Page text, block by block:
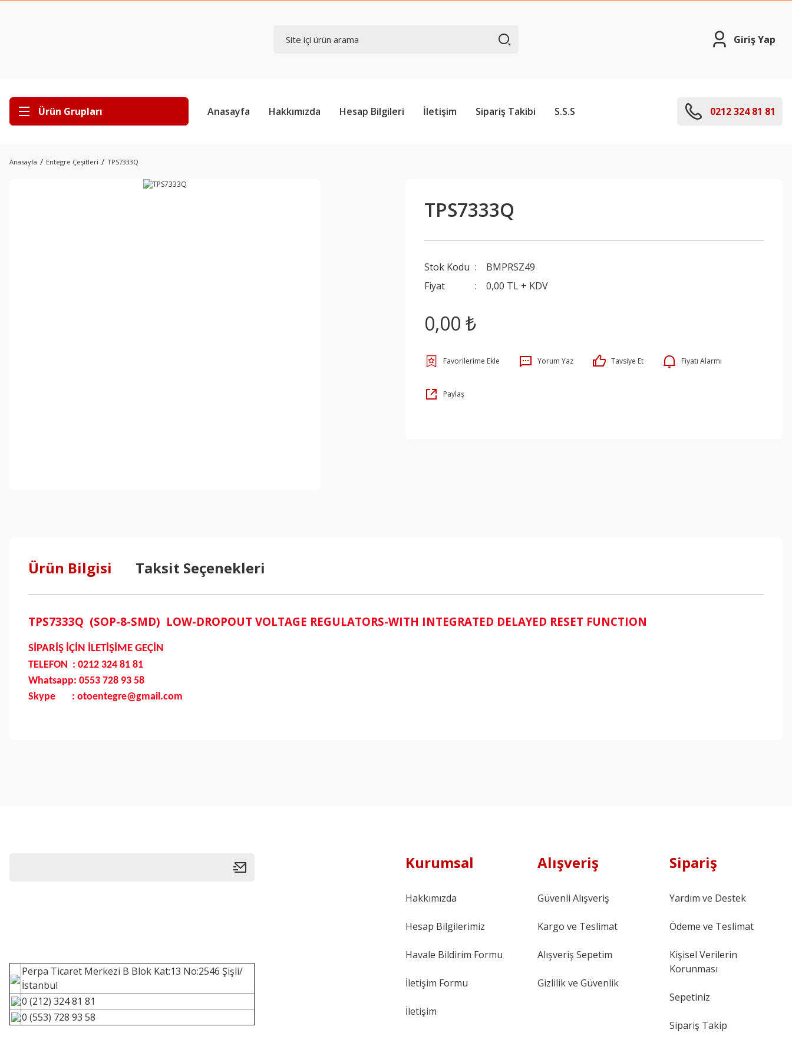
Giriş Yap
Ürün Grupları Anasayfa Hakkımızda Hesap Bilgileri İletişim Sipariş Takibi S.S.S 0212 324 81 81
Anasayfa Entegre Çeşitleri TPS7333Q
TPS7333Q
Stok Kodu
BMPRSZ49
Fiyat
0,00 TL + KDV
0,00 ₺
Yorum Yaz Tavsiye Et Fiyatı Alarmı
Paylaş
Ürün Bilgisi Taksit Seçenekleri
TPS7333Q (SOP-8-SMD) LOW-DROPOUT VOLTAGE REGULATORS-WITH INTEGRATED DELAYED RESET FUNCTION
SİPARİŞ İÇİN İLETİŞİME GEÇİN
TELEFON : 0212 324 81 81
Whatsapp: 0553 728 93 58
Skype : otoentegre@gmail.com
Perpa Ticaret Merkezi B Blok Kat:13 No:2546 Şişli/
İstanbul
0 (212) 324 81 81
0 (553) 728 93 58
Kurumsal
Hakkımızda
Hesap Bilgilerimiz
Havale Bildirim Formu
İletişim Formu
İletişim
Alışveriş
Güvenli Alışveriş
Kargo ve Teslimat
Alışveriş Sepetim
Gizlilik ve Güvenlik
Sipariş
Yardım ve Destek
Ödeme ve Teslimat
Kişisel Verilerin
Korunması
Sepetiniz
Sipariş Takip